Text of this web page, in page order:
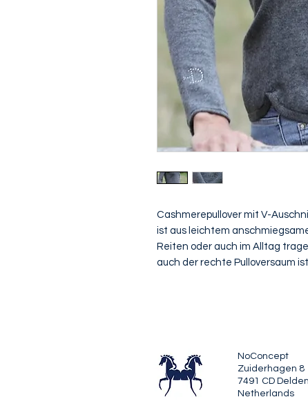
Cashmerepullover mit V-
ist aus leichtem
Reiten oder auch im Alltag
auch der rechte Pulloversaum
NoConcept
Zuiderhagen 8
7491 CD Delden
Netherlands